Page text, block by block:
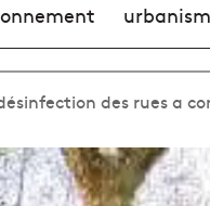
des rues a